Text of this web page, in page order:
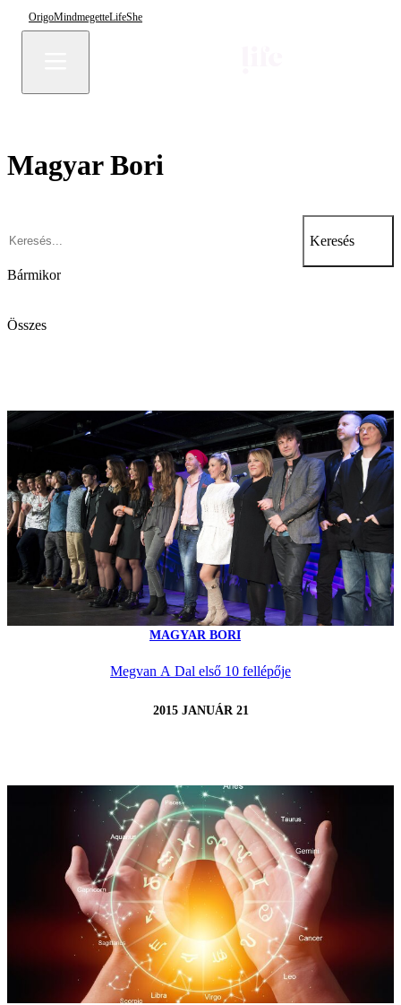
OrigoMindmegetteLifeShe
Magyar Bori
Keresés
Bármikor
Összes
MAGYAR BORI
Megvan A Dal első 10 fellépője
2015 JANUÁR 21